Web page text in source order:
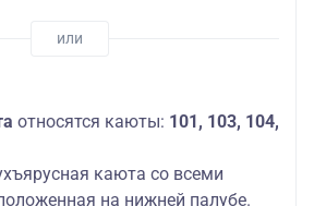
относятся каюты: 101, 103, 104,
каюта со всеми
на нижней палубе.